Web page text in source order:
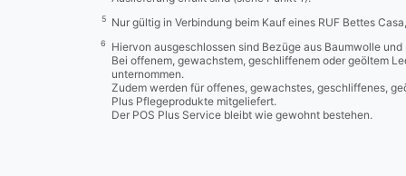
5 Nur gültig in Verbindung beim Kauf eines RUF Bettes
6
Hiervon ausgeschlossen sind Bezüge aus Baumwolle und
Bei offenem, gewachstem, geschliffenem oder geöltem
unternommen.
Zudem werden für offenes, gewachstes, geschliffenes,
Plus Pflegeprodukte mitgeliefert.
Der POS Plus Service bleibt wie gewohnt bestehen.